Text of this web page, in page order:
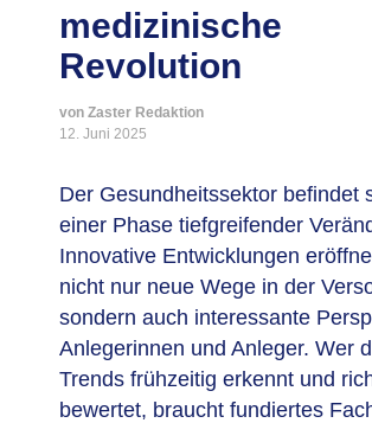
medizinische
Revolution
von Zaster Redaktion
12. Juni 2025
Der Gesundheitssektor befindet
einer Phase tiefgreifender
Innovative Entwicklungen
nicht nur neue Wege in der
sondern auch interessante
Anlegerinnen und Anleger. Wer
Trends frühzeitig erkennt und
bewertet, braucht fundiertes